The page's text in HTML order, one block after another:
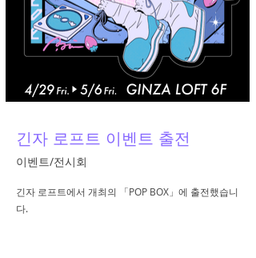
긴자 로프트 이벤트 출전
이벤트/전시회
긴자 로프트에서 개최의 「POP BOX」에 출전했습니
다.